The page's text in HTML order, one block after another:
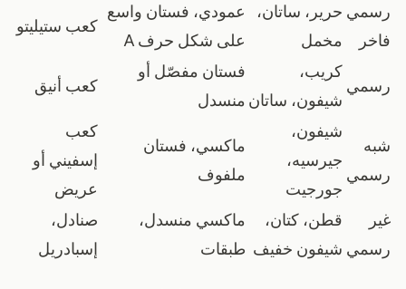
رسمي
فاخر
حرير، ساتان،
مخمل
عمودي، فستان واسع
على شكل حرف A
كعب ستيليتو
رسمي
كريب،
شيفون، ساتان
فستان مفصّل أو
منسدل
كعب أنيق
شبه
رسمي
شيفون،
جيرسيه،
جورجيت
ماكسي، فستان
ملفوف
كعب
إسفيني أو
عريض
غير
رسمي
قطن، كتان،
شيفون خفيف
ماكسي منسدل،
طبقات
صنادل،
إسبادريل